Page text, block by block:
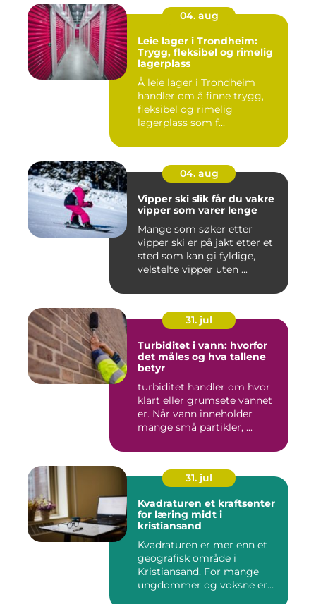
04. aug
Leie lager i Trondheim:
Trygg, fleksibel og rimelig
lagerplass
Å leie lager i Trondheim
handler om å finne trygg,
fleksibel og rimelig
lagerplass som f...
04. aug
Vipper ski slik får du vakre
vipper som varer lenge
Mange som søker etter
vipper ski er på jakt etter et
sted som kan gi fyldige,
velstelte vipper uten ...
31. jul
Turbiditet i vann: hvorfor
det måles og hva tallene
betyr
turbiditet handler om hvor
klart eller grumsete vannet
er. Når vann inneholder
mange små partikler, ...
31. jul
Kvadraturen et kraftsenter
for læring midt i
kristiansand
Kvadraturen er mer enn et
geografisk område i
Kristiansand. For mange
ungdommer og voksne er